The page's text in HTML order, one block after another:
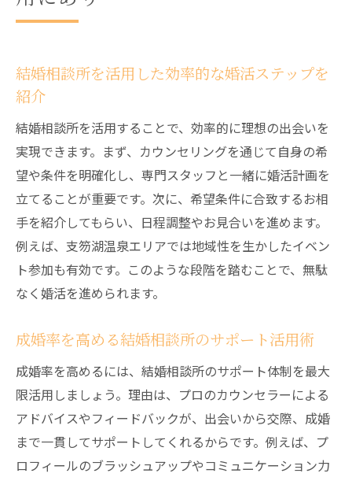
結婚相談所を通じて支笏湖温泉で得られる
支笏湖温泉エリアならではの婚活サポート
自然環境を活かした結婚相談所の活用アイ
デア
結婚相談所で理想のパートナーに出会うチ
ャンス
支笏湖温泉と周辺地域の結婚相談所の評判
を紹介
結婚相談所利用者の声から見る支笏湖温泉
の魅力
結婚相談所を活用した効率的な婚活ステップを
紹介
結婚相談所を活用することで、効率的に理想の出会いを
実現できます。まず、カウンセリングを通じて自身の希
望や条件を明確化し、専門スタッフと一緒に婚活計画を
立てることが重要です。次に、希望条件に合致するお相
手を紹介してもらい、日程調整やお見合いを進めます。
例えば、支笏湖温泉エリアでは地域性を生かしたイベン
ト参加も有効です。このような段階を踏むことで、無駄
なく婚活を進められます。
成婚率を高める結婚相談所のサポート活用術
成婚率を高めるには、結婚相談所のサポート体制を最大
限活用しましょう。理由は、プロのカウンセラーによる
アドバイスやフィードバックが、出会いから交際、成婚
まで一貫してサポートしてくれるからです。例えば、プ
ロフィールのブラッシュアップやコミュニケーション力